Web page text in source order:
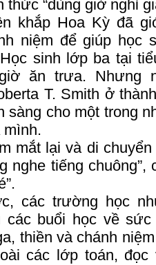
“dùng giờ nghỉ
khắp Hoa Kỳ đã
niệm để giúp học
sinh lớp ba tại
ăn trưa. Nhưng
T. Smith ở
sàng cho một trong
mình.
mắt lại và di
nghe tiếng chuông”,
các trường học
các buổi học về
thiền và chánh
các lớp toán, đọc